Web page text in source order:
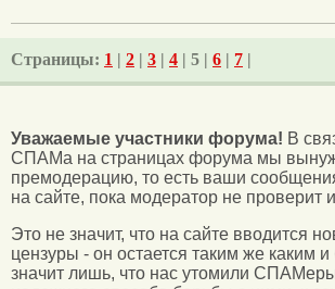
Страницы: 1 | 2 | 3 | 4 | 5 | 6 | 7 |
Уважаемые участники форума! В
СПАМа на страницах форума мы
премодерацию, то есть ваши
на сайте, пока модератор не проверит
Это не значит, что на сайте вводится
цензуры - он остается таким же каким
значит лишь, что нас утомили